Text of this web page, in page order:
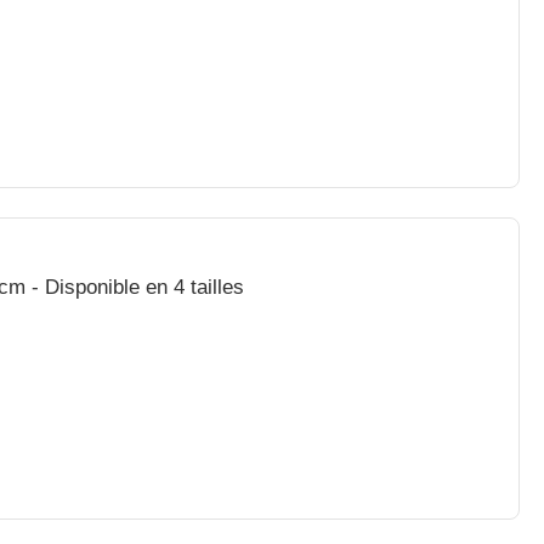
- Disponible en 4 tailles